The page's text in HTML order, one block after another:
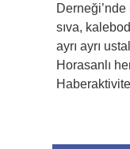
sıva,
ayrı ayrı
Horasanlı
Haberaktivite